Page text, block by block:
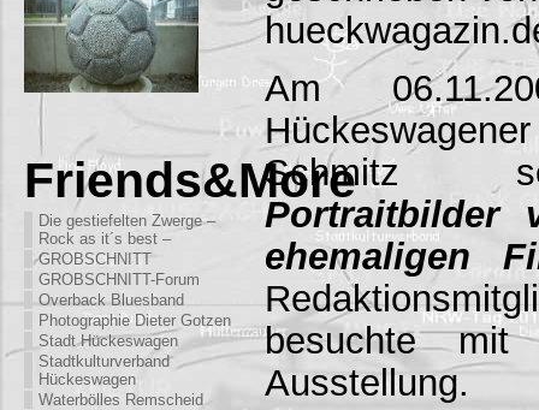
Friends&More
Die gestiefelten Zwerge –
Rock as it´s best –
GROBSCHNITT
GROBSCHNITT-Forum
Overback Bluesband
Photographie Dieter Gotzen
Stadt Hückeswagen
Stadtkulturverband
Hückeswagen
Waterbölles Remscheid
Am
Schmitz
Portraitbilder
ehemaligen
besuchte mit
Ausstellung.